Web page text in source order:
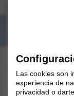
Las cookies son
experiencia de
privacidad o